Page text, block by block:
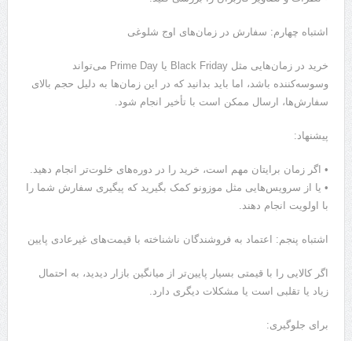
اشتباه چهارم: سفارش در زمان‌های اوج شلوغی
خرید در زمان‌هایی مثل Black Friday یا Prime Day می‌تواند
وسوسه‌کننده باشد، اما باید بدانید که در این زمان‌ها به دلیل حجم بالای
سفارش‌ها، ارسال ممکن است با تأخیر انجام شود.
پیشنهاد:
• اگر زمان برایتان مهم است، خرید را در دوره‌های خلوت‌تر انجام دهید.
• یا از سرویس‌هایی مثل موزونو کمک بگیرید که پیگیری سفارش شما را
با اولویت انجام دهند.
اشتباه پنجم: اعتماد به فروشندگان ناشناخته با قیمت‌های غیرعادی پایین
اگر کالایی را با قیمتی بسیار پایین‌تر از میانگین بازار دیدید، به احتمال
زیاد یا تقلبی است یا مشکلات دیگری دارد.
برای جلوگیری: